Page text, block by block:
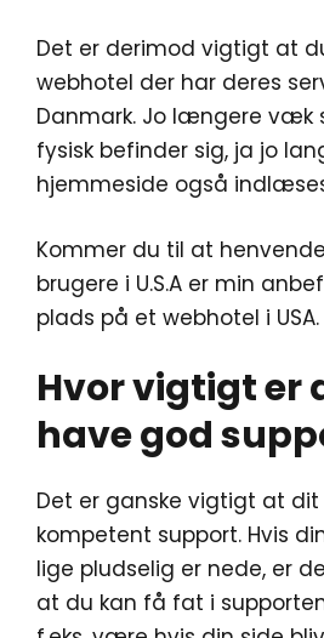
Det er derimod vigtigt at
webhotel der har deres
Danmark. Jo længere væk
fysisk befinder sig, ja jo
hjemmeside også
Kommer du til at
brugere i U.S.A er min
plads på et webhotel i USA.
Hvor vigtigt er
have god
Det er ganske vigtigt at
kompetent support. Hvis
lige pludselig er nede, er
at du kan få fat i